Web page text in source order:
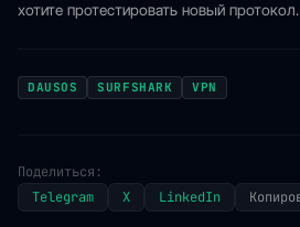
хотите протестировать новый протокол.
DAUSOS SURFSHARK VPN
Поделиться:
Telegram
X LinkedIn